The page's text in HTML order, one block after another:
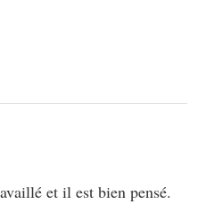
et il est bien pensé.